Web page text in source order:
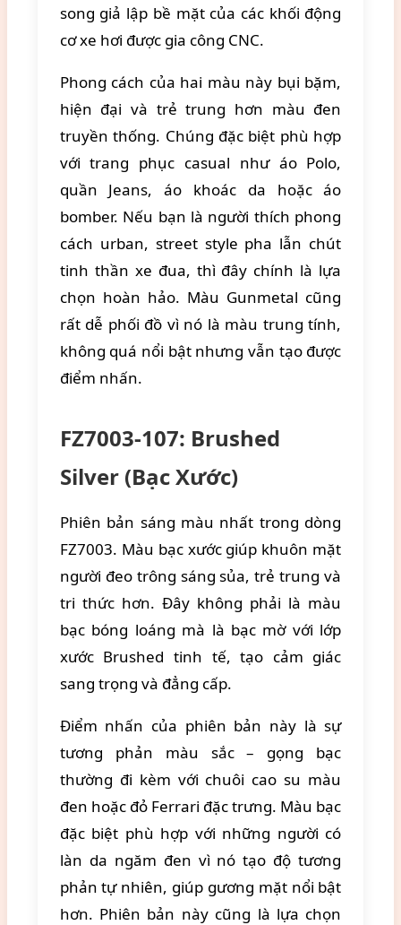
song giả lập bề mặt của các khối động
cơ xe hơi được gia công CNC.
Phong cách của hai màu này bụi bặm,
hiện đại và trẻ trung hơn màu đen
truyền thống. Chúng đặc biệt phù hợp
với trang phục casual như áo Polo,
quần Jeans, áo khoác da hoặc áo
bomber. Nếu bạn là người thích phong
cách urban, street style pha lẫn chút
tinh thần xe đua, thì đây chính là lựa
chọn hoàn hảo. Màu Gunmetal cũng
rất dễ phối đồ vì nó là màu trung tính,
không quá nổi bật nhưng vẫn tạo được
điểm nhấn.
FZ7003-107: Brushed
Silver (Bạc Xước)
Phiên bản sáng màu nhất trong dòng
FZ7003. Màu bạc xước giúp khuôn mặt
người đeo trông sáng sủa, trẻ trung và
tri thức hơn. Đây không phải là màu
bạc bóng loáng mà là bạc mờ với lớp
xước Brushed tinh tế, tạo cảm giác
sang trọng và đẳng cấp.
Điểm nhấn của phiên bản này là sự
tương phản màu sắc – gọng bạc
thường đi kèm với chuôi cao su màu
đen hoặc đỏ Ferrari đặc trưng. Màu bạc
đặc biệt phù hợp với những người có
làn da ngăm đen vì nó tạo độ tương
phản tự nhiên, giúp gương mặt nổi bật
hơn. Phiên bản này cũng là lựa chọn